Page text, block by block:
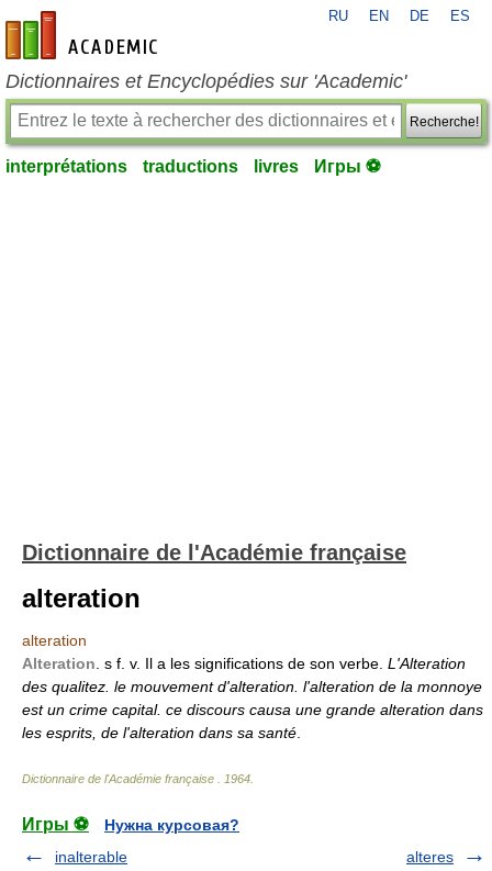
fr-academic.com
RU EN DE ES
Dictionnaires et Encyclopédies sur 'Academic'
Recherche!
interprétations traductions livres Игры ⚽
Dictionnaire de l'Académie française
alteration
alteration
Alteration . s f. v. Il a les significations de son verbe. L'Alteration
des qualitez. le mouvement d'alteration. l'alteration de la monnoye
est un crime capital. ce discours causa une grande alteration dans
les esprits, de l'alteration dans sa santé
Dictionnaire de l'Académie française 1964
Игры ⚽
Нужна курсовая?
inalterable
alteres